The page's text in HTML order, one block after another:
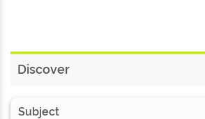
Discover
Subject